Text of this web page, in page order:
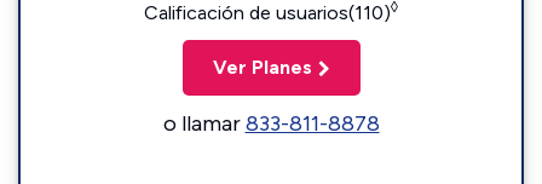
Calificación de usuarios(110)◊
Ver Planes
o llamar833-811-8878